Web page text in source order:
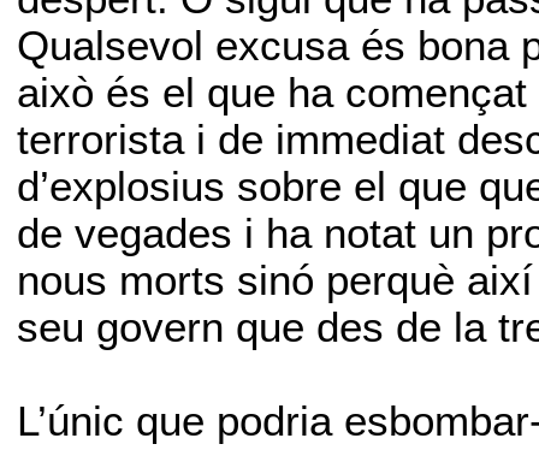
Qualsevol excusa és bona
això és el que ha
terrorista i de immediat
d’explosius sobre el que
de vegades i ha notat un
nous morts sinó perquè
seu govern que des de la
L’únic que podria